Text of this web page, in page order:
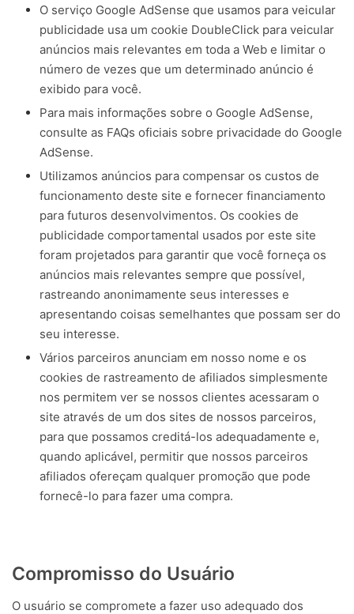
O serviço Google AdSense que usamos para veicular
publicidade usa um cookie DoubleClick para veicular
anúncios mais relevantes em toda a Web e limitar o
número de vezes que um determinado anúncio é
exibido para você.
Para mais informações sobre o Google AdSense,
consulte as FAQs oficiais sobre privacidade do Google
AdSense.
Utilizamos anúncios para compensar os custos de
funcionamento deste site e fornecer financiamento
para futuros desenvolvimentos. Os cookies de
publicidade comportamental usados ​​por este site
foram projetados para garantir que você forneça os
anúncios mais relevantes sempre que possível,
rastreando anonimamente seus interesses e
apresentando coisas semelhantes que possam ser do
seu interesse.
Vários parceiros anunciam em nosso nome e os
cookies de rastreamento de afiliados simplesmente
nos permitem ver se nossos clientes acessaram o
site através de um dos sites de nossos parceiros,
para que possamos creditá-los adequadamente e,
quando aplicável, permitir que nossos parceiros
afiliados ofereçam qualquer promoção que pode
fornecê-lo para fazer uma compra.
Compromisso do Usuário
O usuário se compromete a fazer uso adequado dos